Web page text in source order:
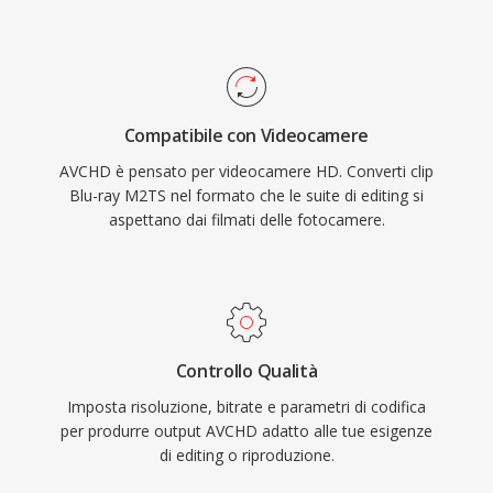
preservazione della piena qualità sorgente è
riprese in stile cinematografico che broadcast.
La struttura di directory segue una specifica
rigorosa che include file playlist per navigare tra
le clip registrate, rendendola compatibile con i
lettori Blu-ray quando registrata su supporti
compatibili. Una versione migliorata, AVCHD
3D. Il formato resta ampiamente utilizzato nel
video.
Compatibile con Videocamere
AVCHD è pensato per videocamere HD. Converti clip
Blu-ray M2TS nel formato che le suite di editing si
aspettano dai filmati delle fotocamere.
Controllo Qualità
Imposta risoluzione, bitrate e parametri di codifica
per produrre output AVCHD adatto alle tue esigenze
di editing o riproduzione.